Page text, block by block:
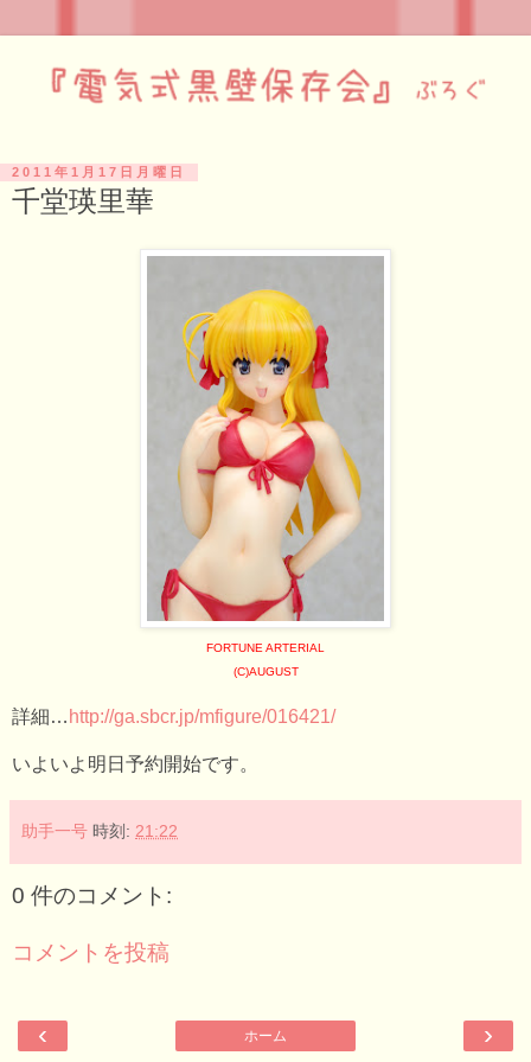
2011年1月17日月曜日
千堂瑛里華
FORTUNE ARTERIAL
(C)AUGUST
詳細… http://ga.sbcr.jp/mfigure/016421/
いよいよ明日予約開始です。
助手一号 時刻: 21:22
0 件のコメント:
コメントを投稿
‹ ›
ホーム